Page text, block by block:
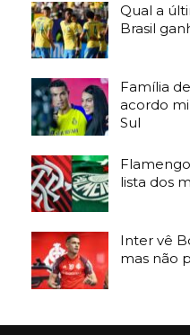
Qual a
Brasil
Família
acordo
Sul
lista dos
Inter vê
mas não